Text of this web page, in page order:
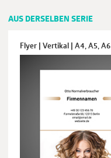
AUS DERSELBEN SERIE
Flyer | Vertikal | A4, A5, A6